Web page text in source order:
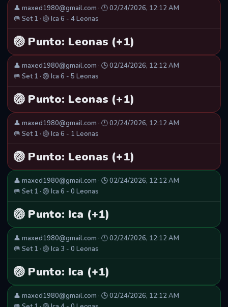
👤 maxed1980@gmail.com · 🕒 02/24/2026, 12:12 AM
🥅 Set 1 · 🏐 Ica 6 - 4 Leonas
🏐 Punto: Leonas (+1)
👤 maxed1980@gmail.com · 🕒 02/24/2026, 12:12 AM
🥅 Set 1 · 🏐 Ica 6 - 5 Leonas
🏐 Punto: Leonas (+1)
👤 maxed1980@gmail.com · 🕒 02/24/2026, 12:12 AM
🥅 Set 1 · 🏐 Ica 6 - 1 Leonas
🏐 Punto: Leonas (+1)
👤 maxed1980@gmail.com · 🕒 02/24/2026, 12:12 AM
🥅 Set 1 · 🏐 Ica 6 - 0 Leonas
🏐 Punto: Ica (+1)
👤 maxed1980@gmail.com · 🕒 02/24/2026, 12:12 AM
🥅 Set 1 · 🏐 Ica 3 - 0 Leonas
🏐 Punto: Ica (+1)
👤 maxed1980@gmail.com · 🕒 02/24/2026, 12:12 AM